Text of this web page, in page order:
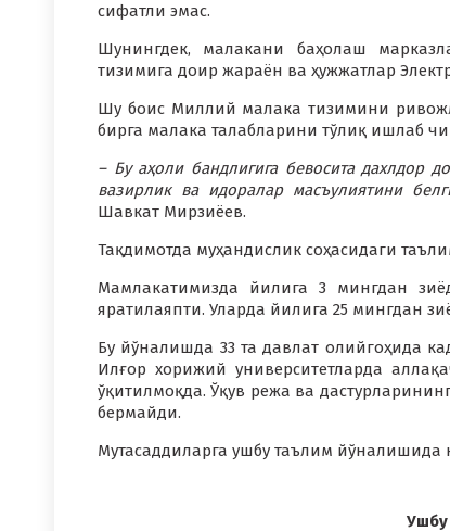
сифатли эмас.
Шунингдек, малакани баҳолаш
тизимига доир жараён ва ҳужжатлар
Шу боис Миллий малака тизимини
бирга малака талабларини тўлиқ ишлаб
– Бу аҳоли бандлигига бевосита дахлдор
вазирлик ва идоралар масъулиятини
Шавкат Мирзиёев.
Тақдимотда муҳандислик соҳасидаги
Мамлакатимизда йилига 3 мингдан
яратилаяпти. Уларда йилига 25 мингдан
Бу йўналишда 33 та давлат олийгоҳида
Илғор хорижий университетларда
ўқитилмоқда. Ўқув режа ва
бермайди.
Мутасаддиларга ушбу таълим йўналишида
Ушбу